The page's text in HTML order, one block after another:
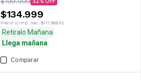
$134.999
Precio s/imp. nac. $111.569,42
Retiralo Mañana
Llega mañana
Comparar